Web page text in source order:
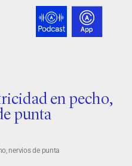
en pecho,
punta
nervios de punta